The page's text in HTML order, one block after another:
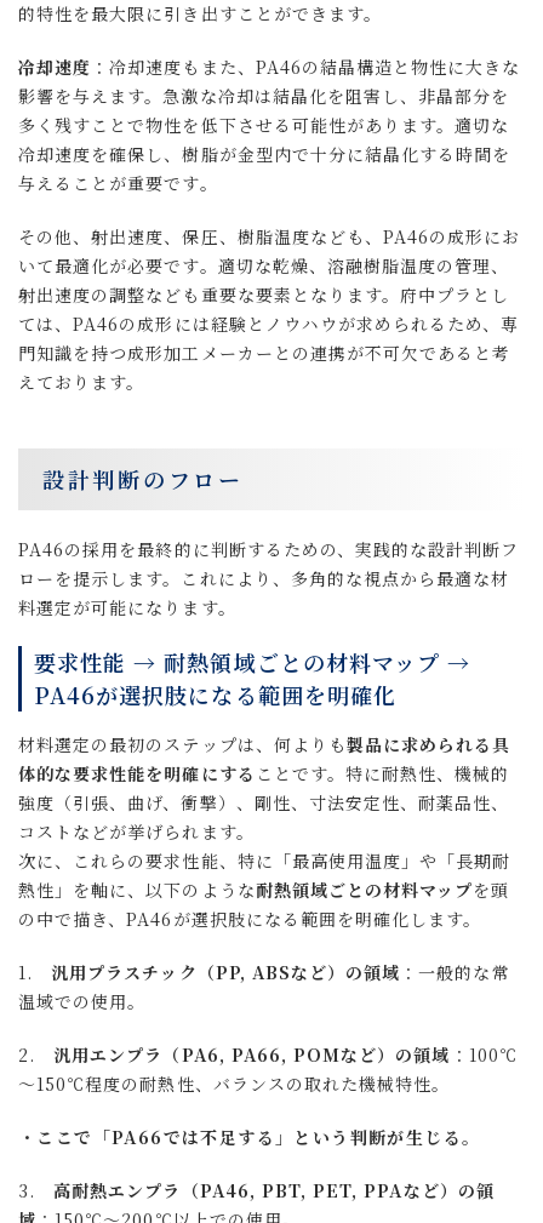
的特性を最大限に引き出すことができます。
冷却速度 ：冷却速度もまた、PA46の結晶構造と物性に大きな
影響を与えます。急激な冷却は結晶化を阻害し、非晶部分を
多く残すことで物性を低下させる可能性があります。適切な
冷却速度を確保し、樹脂が金型内で十分に結晶化する時間を
与えることが重要です。
その他、射出速度、保圧、樹脂温度なども、PA46の成形にお
いて最適化が必要です。適切な乾燥、溶融樹脂温度の管理、
射出速度の調整なども重要な要素となります。府中プラとし
ては、PA46の成形には経験とノウハウが求められるため、専
門知識を持つ成形加工メーカーとの連携が不可欠であると考
えております。
設計判断のフロー
PA46の採用を最終的に判断するための、実践的な設計判断フ
ローを提示します。これにより、多角的な視点から最適な材
料選定が可能になります。
要求性能 → 耐熱領域ごとの材料マップ →
PA46が選択肢になる範囲を明確化
材料選定の最初のステップは、何よりも製品に求められる具
体的な要求性能を明確にする ことです。特に耐熱性、機械的
強度（引張、曲げ、衝撃）、剛性、寸法安定性、耐薬品性、
コストなどが挙げられます。
次に、これらの要求性能、特に「最高使用温度」や「長期耐
熱性」を軸に、以下のような耐熱領域ごとの材料マップを頭
の中で描き、PA46が選択肢になる範囲を明確化します。
1. 汎用プラスチック（PP, ABSなど）の領域 ：一般的な常
温域での使用。
2. 汎用エンプラ（PA6, PA66, POMなど）の領域 ：100℃
～150℃程度の耐熱性、バランスの取れた機械特性。
ここで「PA66では不足する」という判断が生じる。
3. 高耐熱エンプラ（PA46, PBT, PET, PPAなど）の領